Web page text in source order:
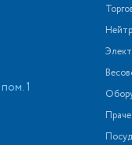
1